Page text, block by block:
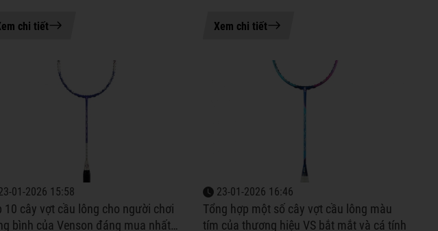
giúp người chơi hiểu r...
chi tiết
trở thành bước phòng vệ...
Xem chi tiết
01-2026 15:58
10 cây vợt cầu lông cho người chơi
bình của Venson đáng mua nhất
23-01-2026 16:46
Tổng hợp một số cây vợt cầu lông màu
tím của thương hiệu VS bắt mắt và cá tính